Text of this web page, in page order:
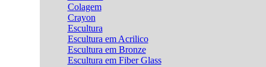
Colagem
Crayon
Escultura
Escultura em Acrilico
Escultura em Bronze
Escultura em Fiber Glass